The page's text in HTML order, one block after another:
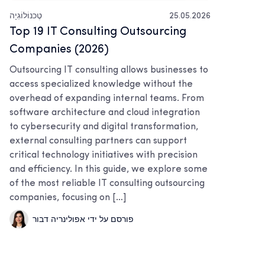
טֶכנוֹלוֹגִיָה 25.05.2026
Top 19 IT Consulting Outsourcing
Companies (2026)
Outsourcing IT consulting allows businesses to
access specialized knowledge without the
overhead of expanding internal teams. From
software architecture and cloud integration
to cybersecurity and digital transformation,
external consulting partners can support
critical technology initiatives with precision
and efficiency. In this guide, we explore some
of the most reliable IT consulting outsourcing
companies, focusing on […]
פורסם על ידי אפולינריה דבור